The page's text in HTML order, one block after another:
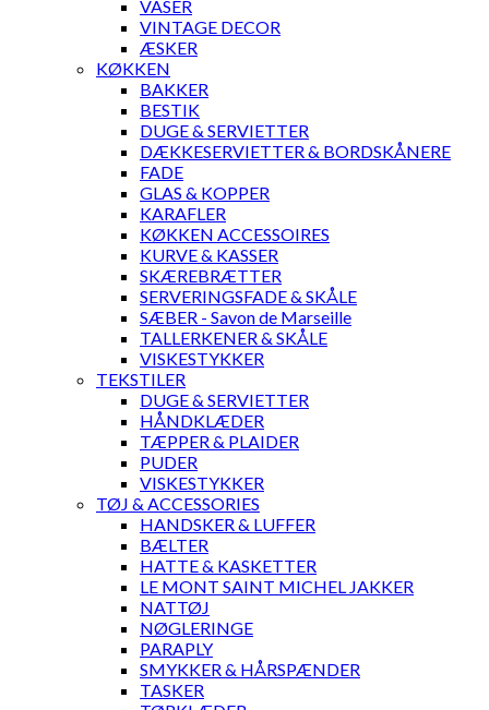
VASER
VINTAGE DECOR
ÆSKER
KØKKEN
BAKKER
BESTIK
DUGE & SERVIETTER
DÆKKESERVIETTER & BORDSKÅNERE
FADE
GLAS & KOPPER
KARAFLER
KØKKEN ACCESSOIRES
KURVE & KASSER
SKÆREBRÆTTER
SERVERINGSFADE & SKÅLE
SÆBER - Savon de Marseille
TALLERKENER & SKÅLE
VISKESTYKKER
TEKSTILER
DUGE & SERVIETTER
HÅNDKLÆDER
TÆPPER & PLAIDER
PUDER
VISKESTYKKER
TØJ & ACCESSORIES
HANDSKER & LUFFER
BÆLTER
HATTE & KASKETTER
LE MONT SAINT MICHEL JAKKER
NATTØJ
NØGLERINGE
PARAPLY
SMYKKER & HÅRSPÆNDER
TASKER